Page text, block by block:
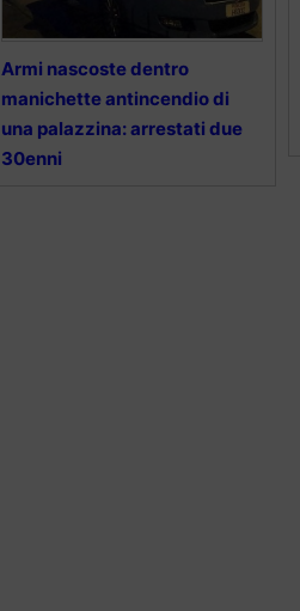
Armi nascoste dentro
manichette antincendio di
una palazzina: arrestati due
30enni